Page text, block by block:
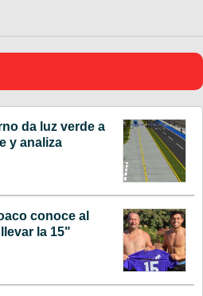
da luz verde a
y analiza
conoce al
la 15"